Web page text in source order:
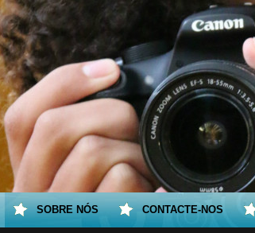
SOBRE NÓS CONTACTE-NOS